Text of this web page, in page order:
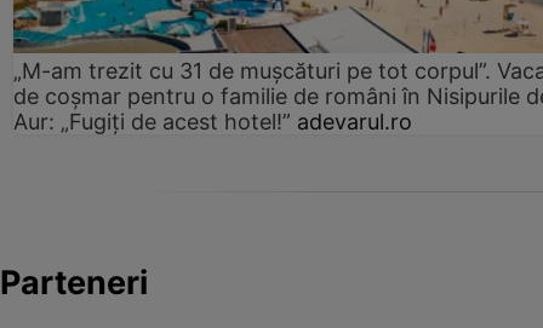
„M-am trezit cu 31 de mușcături pe tot corpul”.
de coșmar pentru o familie de români în Nisipurile
Aur: „Fugiți de acest hotel!” adevarul.ro
Parteneri